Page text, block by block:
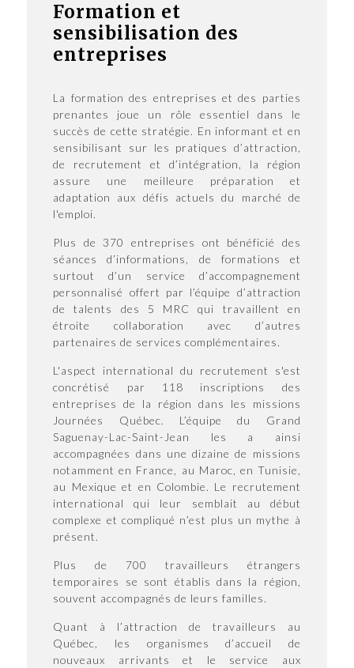
Formation et
sensibilisation des
entreprises
La formation des entreprises et des parties
prenantes joue un rôle essentiel dans le
succès de cette stratégie. En informant et en
sensibilisant sur les pratiques d’attraction,
de recrutement et d’intégration, la région
assure une meilleure préparation et
adaptation aux défis actuels du marché de
l'emploi.
Plus de 370 entreprises ont bénéficié des
séances d’informations, de formations et
surtout d’un service d’accompagnement
personnalisé offert par l’équipe d’attraction
de talents des 5 MRC qui travaillent en
étroite collaboration avec d’autres
partenaires de services complémentaires.
L'aspect international du recrutement s'est
concrétisé par 118 inscriptions des
entreprises de la région dans les missions
Journées Québec. L’équipe du Grand
Saguenay-Lac-Saint-Jean les a ainsi
accompagnées dans une dizaine de missions
notamment en France, au Maroc, en Tunisie,
au Mexique et en Colombie. Le recrutement
international qui leur semblait au début
complexe et compliqué n’est plus un mythe à
présent.
Plus de 700 travailleurs étrangers
temporaires se sont établis dans la région,
souvent accompagnés de leurs familles.
Quant à l’attraction de travailleurs au
Québec, les organismes d’accueil de
nouveaux arrivants et le service aux